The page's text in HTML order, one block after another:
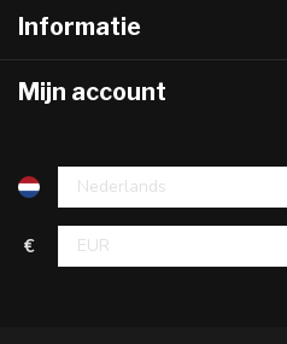
Informatie
Mijn account
€